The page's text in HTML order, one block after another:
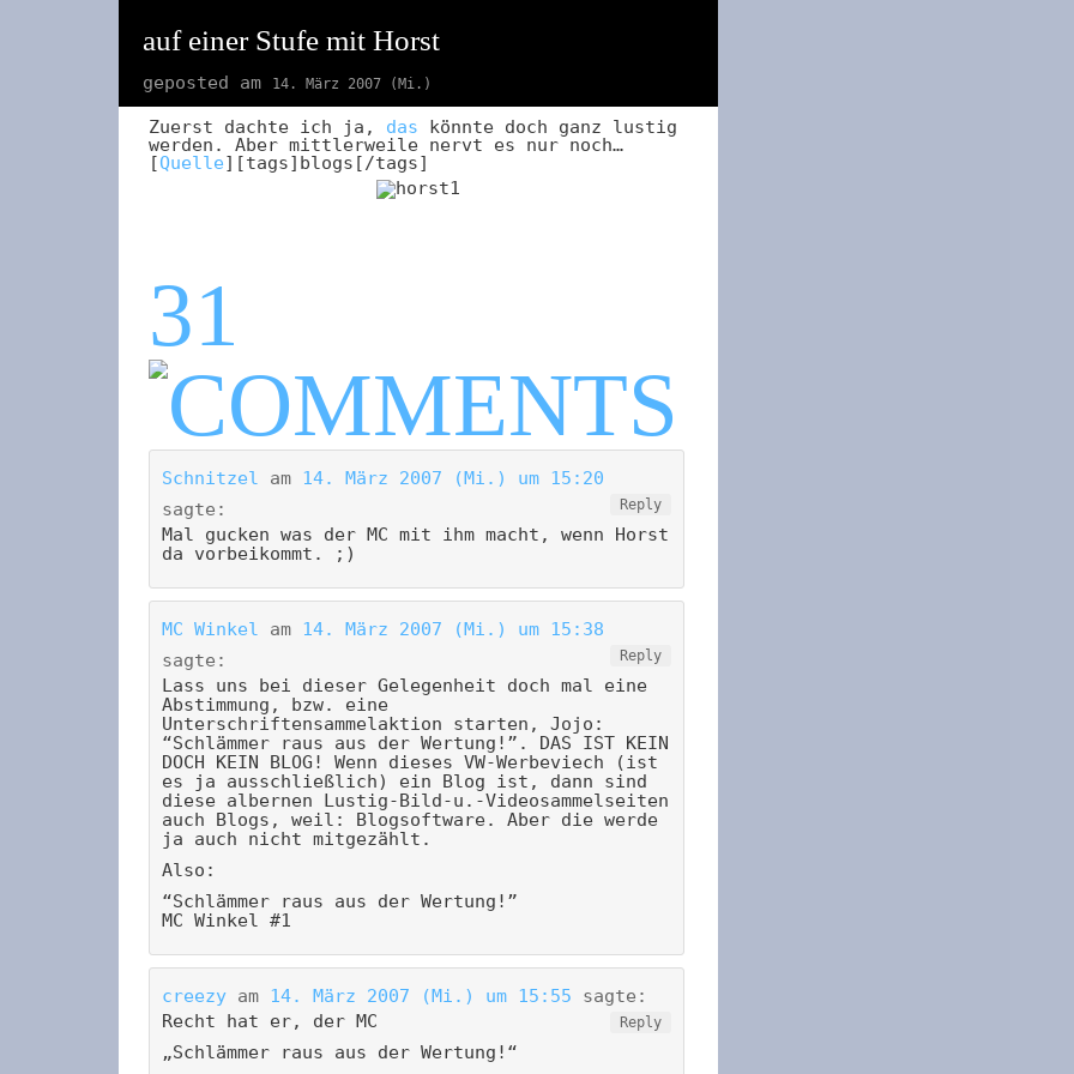
auf einer Stufe mit Horst
geposted am 14. März 2007 (Mi.)
Zuerst dachte ich ja, das könnte doch ganz lustig
werden. Aber mittlerweile nervt es nur noch…
[Quelle][tags]blogs[/tags]
31
Schnitzel am 14. März 2007 (Mi.) um 15:20
sagte:
Reply
Mal gucken was der MC mit ihm macht, wenn Horst
da vorbeikommt. ;)
MC Winkel am 14. März 2007 (Mi.) um 15:38
sagte:
Reply
Lass uns bei dieser Gelegenheit doch mal eine
Abstimmung, bzw. eine
Unterschriftensammelaktion starten, Jojo:
“Schlämmer raus aus der Wertung!”. DAS IST KEIN
DOCH KEIN BLOG! Wenn dieses VW-Werbeviech (ist
es ja ausschließlich) ein Blog ist, dann sind
diese albernen Lustig-Bild-u.-Videosammelseiten
auch Blogs, weil: Blogsoftware. Aber die werde
ja auch nicht mitgezählt.
Also:
“Schlämmer raus aus der Wertung!”
MC Winkel #1
creezy am 14. März 2007 (Mi.) um 15:55 sagte:
Reply
Recht hat er, der MC
„Schlämmer raus aus der Wertung!“